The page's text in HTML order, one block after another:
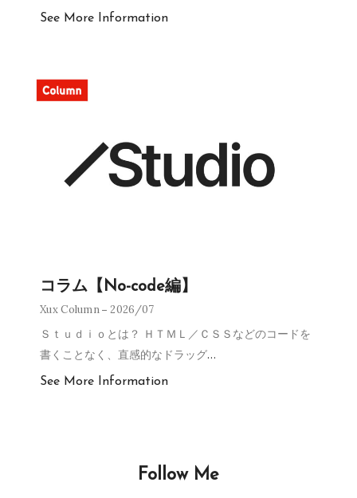
See More Information
コラム【No-code編】
Xux Column 2026/07
Ｓｔｕｄｉｏとは？ ＨＴＭＬ／ＣＳＳなどのコードを
書くことなく、直感的なドラッグ…
See More Information
Follow Me